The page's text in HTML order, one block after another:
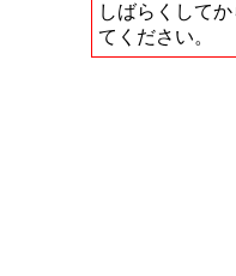
しばらくして
てください。